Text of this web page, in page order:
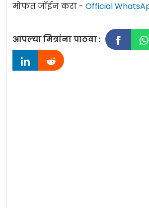
मोफत जॉईन करा - Official
आपल्या मित्रांना पाठवा :